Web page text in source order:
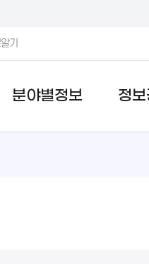
기
분야별정보 정보